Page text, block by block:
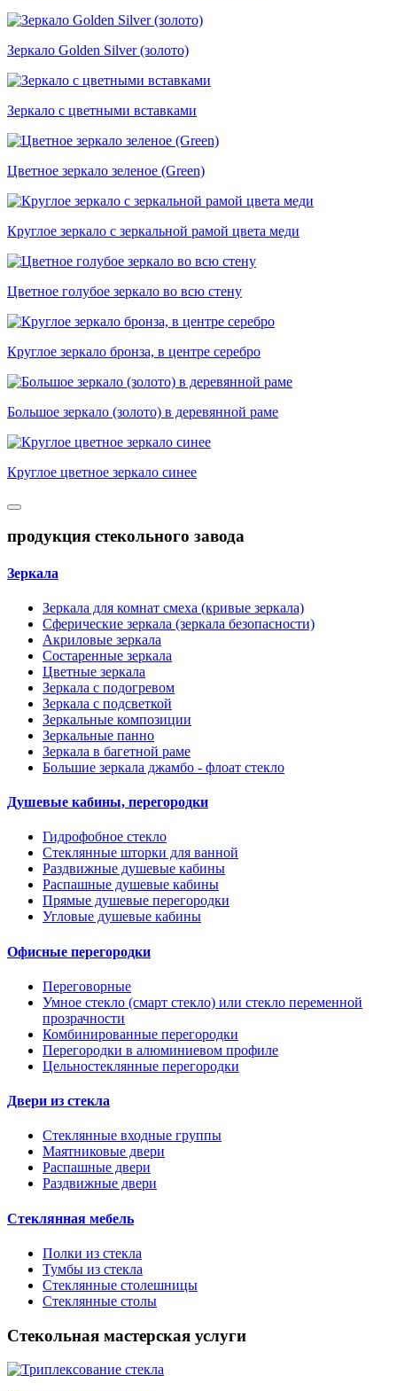
Зеркало Golden Silver (золото)
Зеркало с цветными вставками
Цветное зеркало зеленое (Green)
Круглое зеркало с зеркальной рамой цвета меди
Цветное голубое зеркало во всю стену
Круглое зеркало бронза, в центре серебро
Большое зеркало (золото) в деревянной раме
Круглое цветное зеркало синее
продукция стекольного завода
Зеркала
Зеркала для комнат смеха (кривые зеркала)
Сферические зеркала (зеркала безопасности)
Акриловые зеркала
Состаренные зеркала
Цветные зеркала
Зеркала с подогревом
Зеркала с подсветкой
Зеркальные композиции
Зеркальные панно
Зеркала в багетной раме
Большие зеркала джамбо - флоат стекло
Душевые кабины, перегородки
Гидрофобное стекло
Стеклянные шторки для ванной
Раздвижные душевые кабины
Распашные душевые кабины
Прямые душевые перегородки
Угловые душевые кабины
Офисные перегородки
Переговорные
Умное стекло (смарт стекло) или стекло переменной
прозрачности
Комбинированные перегородки
Перегородки в алюминиевом профиле
Цельностеклянные перегородки
Двери из стекла
Стеклянные входные группы
Маятниковые двери
Распашные двери
Раздвижные двери
Стеклянная мебель
Полки из стекла
Тумбы из стекла
Стеклянные столешницы
Стеклянные столы
Стекольная мастерская услуги